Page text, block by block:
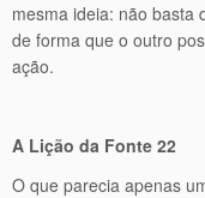
mesma ideia: não basta
de forma que o outro
ação.
A Lição da Fonte 22
O que parecia apenas